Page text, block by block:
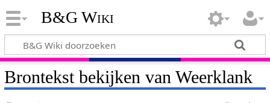
B&G Wiki
Brontekst bekijken van Weerklank